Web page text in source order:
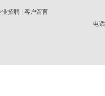
业招聘
客户留言
电